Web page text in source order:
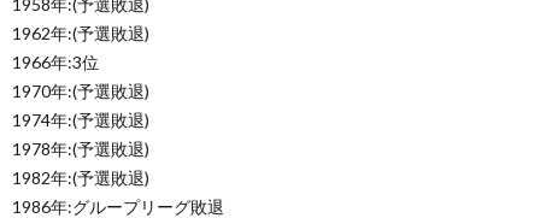
1958年:(予選敗退)
1962年:(予選敗退)
1966年:3位
1970年:(予選敗退)
1974年:(予選敗退)
1978年:(予選敗退)
1982年:(予選敗退)
1986年:グループリーグ敗退